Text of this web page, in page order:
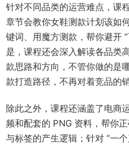
针对不同品类的运营难点，课
章节会教你女鞋测款计划该如
键词、用魔方测款，帮你避开
是，课程还会深入解读各品类
款思路和方向，不管你做的是
款打造路径，不再对着竞品的
除此之外，课程还涵盖了电商
频和配套的 PNG 资料，帮你
与标签的产生逻辑；针对 “一